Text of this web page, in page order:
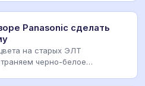
Panasonic сделать
на старых ЭЛТ
черно-белое